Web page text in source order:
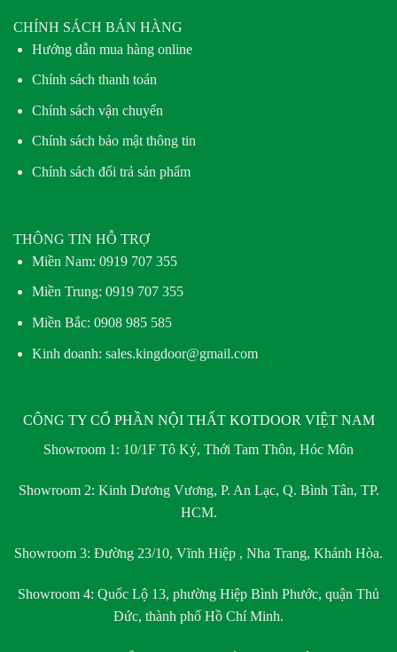
CHÍNH SÁCH BÁN HÀNG
Hướng dẫn mua hàng online
Chính sách thanh toán
Chính sách vận chuyển
Chính sách bảo mật thông tin
Chính sách đổi trả sản phẩm
THÔNG TIN HỖ TRỢ
Miền Nam: 0919 707 355
Miền Trung: 0919 707 355
Miền Bắc: 0908 985 585
Kinh doanh: sales.kingdoor@gmail.com
CÔNG TY CỔ PHẦN NỘI THẤT KOTDOOR VIỆT NAM
Showroom 1: 10/1F Tô Ký, Thới Tam Thôn, Hóc Môn
Showroom 2: Kinh Dương Vương, P. An Lạc, Q. Bình Tân, TP.
HCM.
Showroom 3: Đường 23/10, Vĩnh Hiệp , Nha Trang, Khánh Hòa.
Showroom 4: Quốc Lộ 13, phường Hiệp Bình Phước, quận Thủ
Đức, thành phố Hồ Chí Minh.